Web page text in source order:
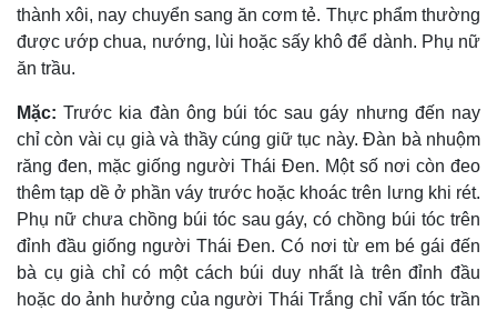
thành xôi, nay chuyển sang ăn cơm tẻ. Thực phẩm thường
được ướp chua, nướng, lùi hoặc sấy khô để dành. Phụ nữ
ăn trầu.
Mặc:Trước kia đàn ông búi tóc sau gáy nhưng đến nay
chỉ còn vài cụ già và thầy cúng giữ tục này. Ðàn bà nhuộm
răng đen, mặc giống người Thái Ðen. Một số nơi còn đeo
thêm tạp dề ở phần váy trước hoặc khoác trên lưng khi rét.
Phụ nữ chưa chồng búi tóc sau gáy, có chồng búi tóc trên
đỉnh đầu giống người Thái Ðen. Có nơi từ em bé gái đến
bà cụ già chỉ có một cách búi duy nhất là trên đỉnh đầu
hoặc do ảnh hưởng của người Thái Trắng chỉ vấn tóc trần